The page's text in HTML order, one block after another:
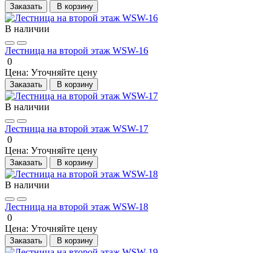
Заказать В корзину
В наличии
Лестница на второй этаж WSW-16
0
Цена: Уточняйте цену
Заказать В корзину
В наличии
Лестница на второй этаж WSW-17
0
Цена: Уточняйте цену
Заказать В корзину
В наличии
Лестница на второй этаж WSW-18
0
Цена: Уточняйте цену
Заказать В корзину